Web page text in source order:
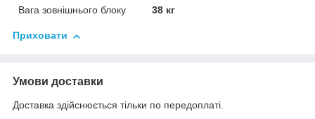
Вага зовнішнього блоку
38 кг
Приховати
Умови доставки
Доставка здійснюється тільки по передоплаті.